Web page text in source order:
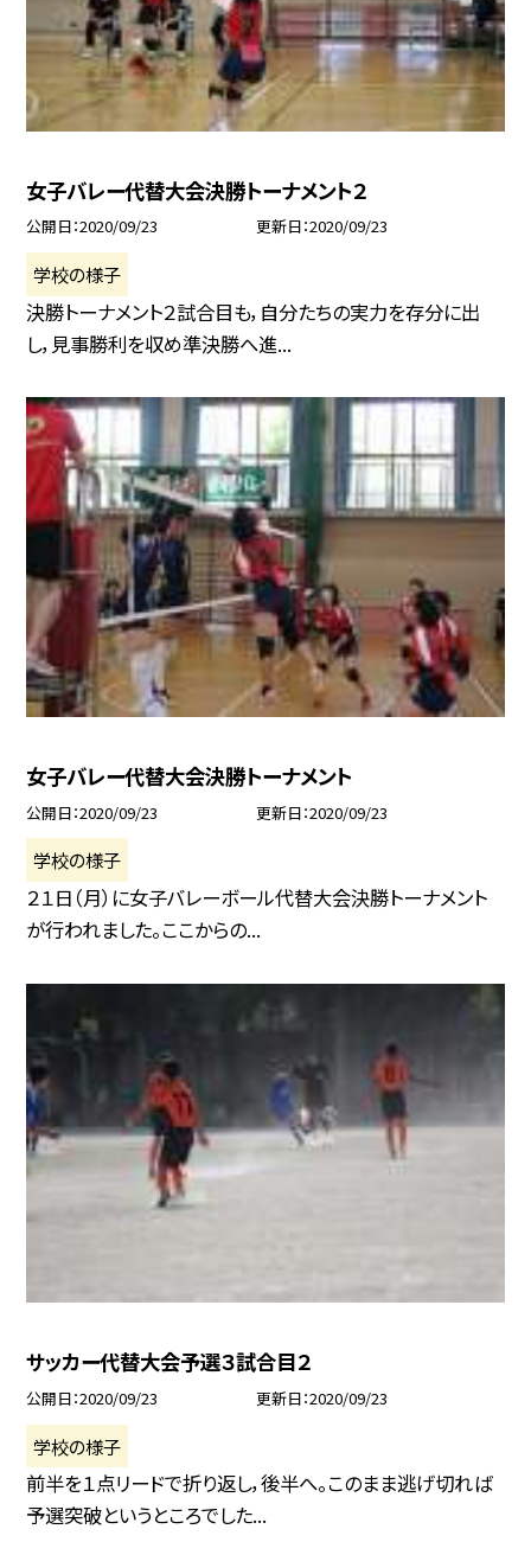
女子バレー代替大会決勝トーナメント２
公開日 2020/09/23 更新日 2020/09/23
学校の様子
決勝トーナメント２試合目も，自分たちの実力を存分に出
し，見事勝利を収め準決勝へ進...
女子バレー代替大会決勝トーナメント
公開日 2020/09/23 更新日 2020/09/23
学校の様子
２１日（月）に女子バレーボール代替大会決勝トーナメント
が行われました。ここからの...
サッカー代替大会予選３試合目２
公開日 2020/09/23 更新日 2020/09/23
学校の様子
前半を１点リードで折り返し，後半へ。このまま逃げ切れば
予選突破というところでした...